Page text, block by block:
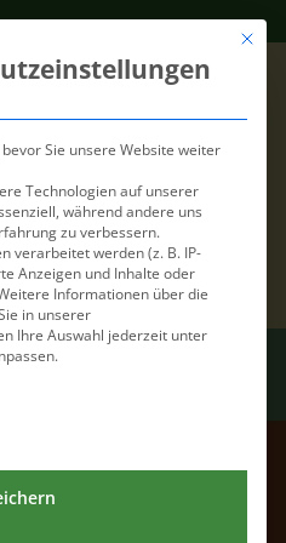
Reineke
Mit
Sie unsere Website weiter
Technologien auf unserer
während andere uns
zu verbessern.
verarbeitet werden (z. B. IP-
Anzeigen und Inhalte oder
Informationen über die
in unserer
Ihre Auswahl jederzeit unter
Gruppen, für die eine